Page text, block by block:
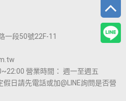
一段50號22F-11
營業時間： 週一至週五
日請先電話或加@LINE詢問是否營